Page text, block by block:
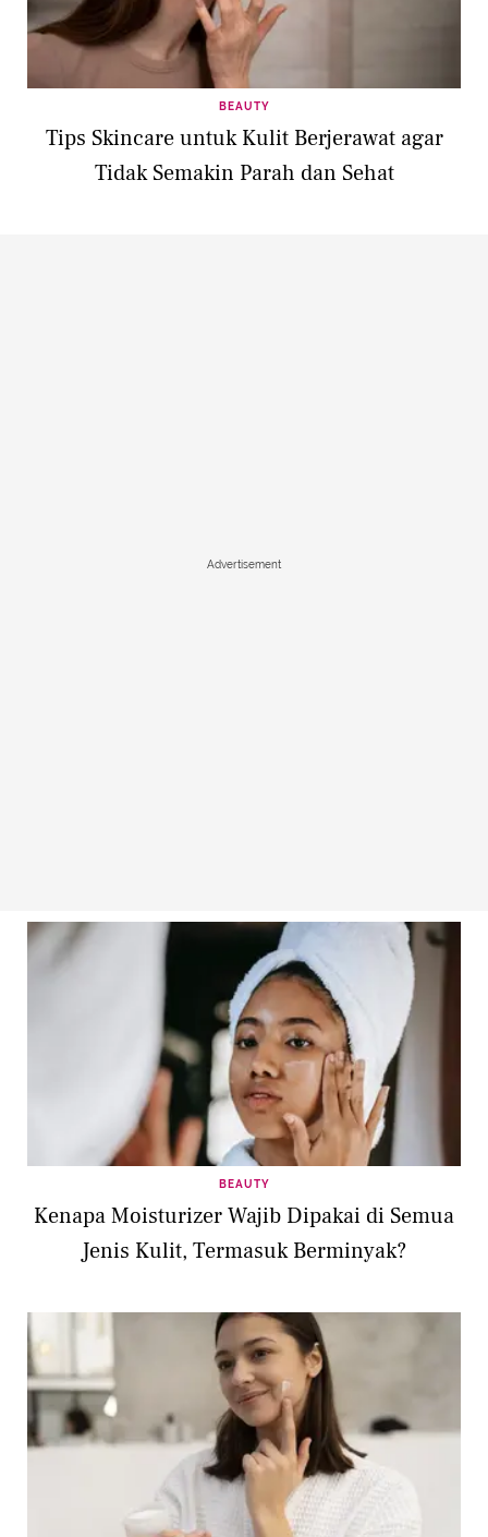
BEAUTY
Tips Skincare untuk Kulit Berjerawat agar
Tidak Semakin Parah dan Sehat
Advertisement
BEAUTY
Kenapa Moisturizer Wajib Dipakai di Semua
Jenis Kulit, Termasuk Berminyak?